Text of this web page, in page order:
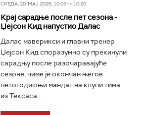
СРЕДА, 20. МАЈ 2026, 10:05 -> 10:20
Крај сарадње после пет сезона -
Џејсон Кид напустио Далас
Далас маверикси и главни тренер
Џејсон Кид споразумно су прекинули
сарадњу после разочаравајуће
сезоне, чиме је окончан његов
петогодишњи мандат на клупи тима
из Тексаса...